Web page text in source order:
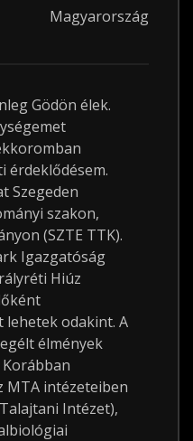
Magyarország
Gödön élek.
érdeklődésem.
Szegeden
szakon,
(SZTE TTK).
Igazgatóság
Hiúz
lehetek odakint. A
élmények
Korábban
MTA intézeteiben
Intézet),